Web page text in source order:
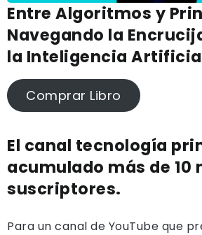
Entre Algoritmos y
Navegando la
la Inteligencia
Comprar Libro
El canal tecnología
acumulado más de 10
suscriptores.
Para un canal de YouTube que